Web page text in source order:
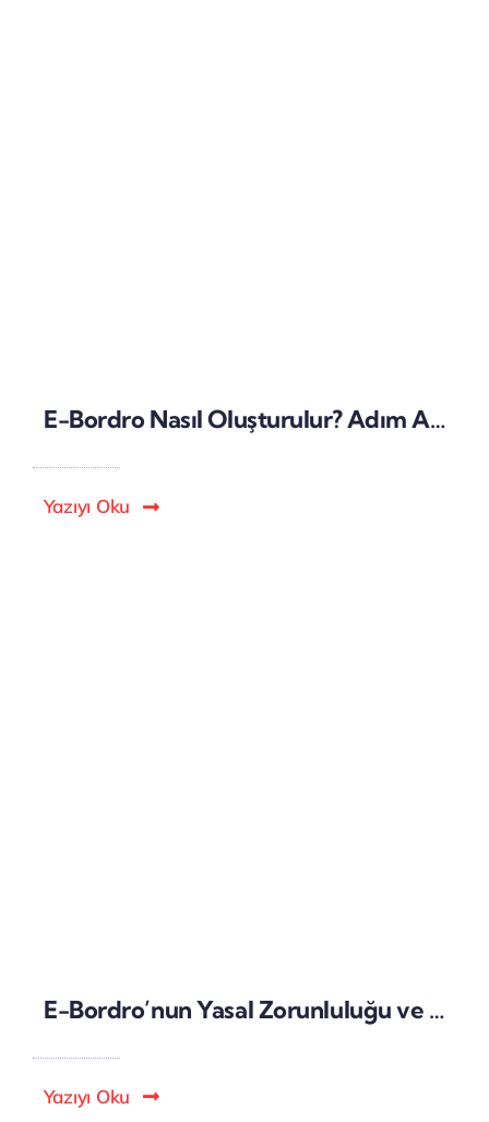
E-Bordro Nasıl Oluşturulur? Adım Adım Uygulama Rehberi
Yazıyı Oku
E-Bordro’nun Yasal Zorunluluğu ve Avantajları (2025 Güncel Bilgilerle)
Yazıyı Oku